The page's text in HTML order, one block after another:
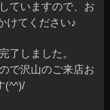
ていますので、お
けてください♪
了しました。
で沢山のご来店お
(^^)/